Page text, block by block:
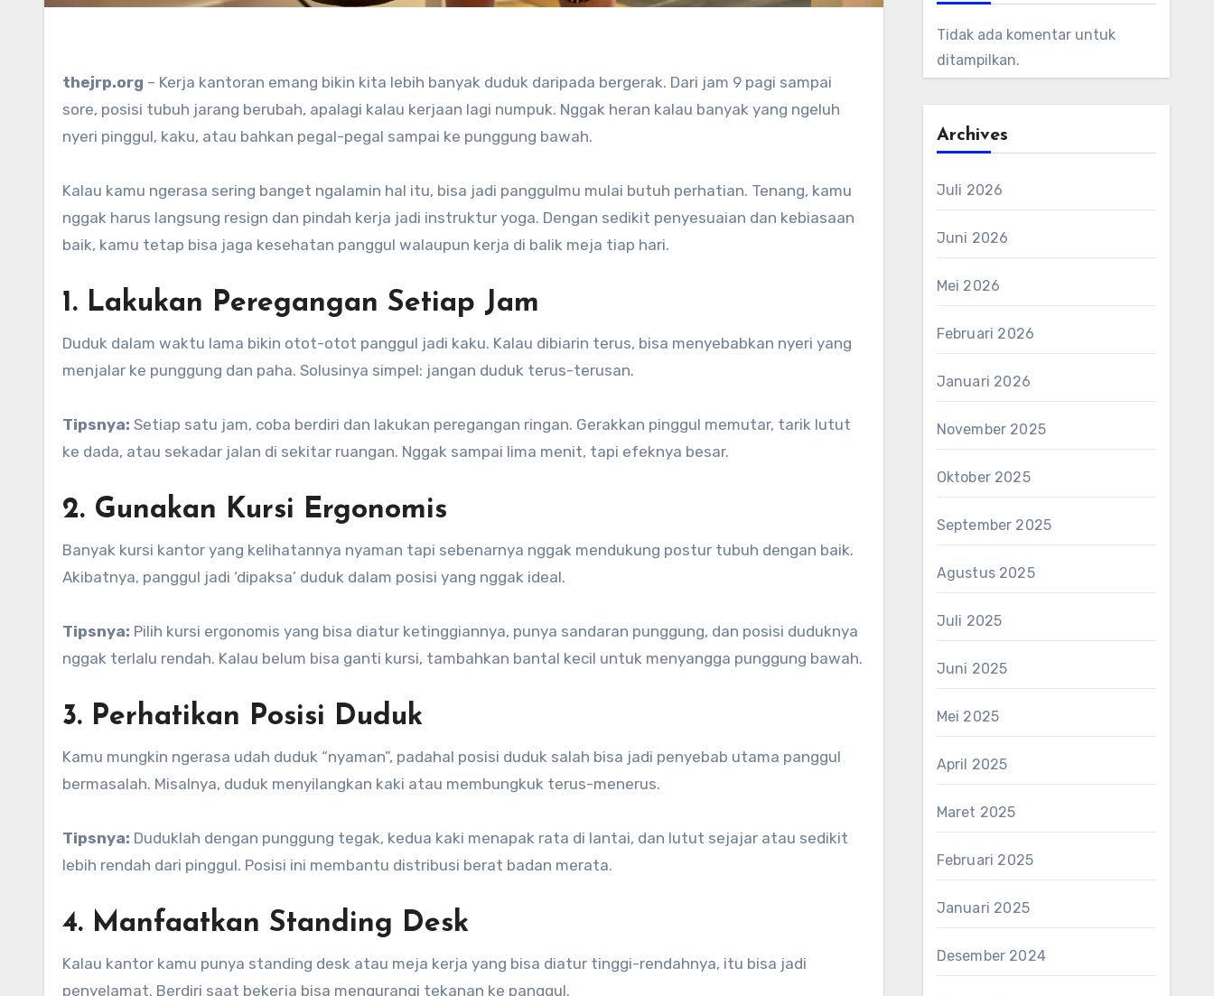
thejrp.org – Kerja kantoran emang bikin kita lebih banyak duduk daripada bergerak. Dari jam 9 pagi sampai
sore, posisi tubuh jarang berubah, apalagi kalau kerjaan lagi numpuk. Nggak heran kalau banyak yang ngeluh
nyeri pinggul, kaku, atau bahkan pegal-pegal sampai ke punggung bawah.
Kalau kamu ngerasa sering banget ngalamin hal itu, bisa jadi panggulmu mulai butuh perhatian. Tenang, kamu
nggak harus langsung resign dan pindah kerja jadi instruktur yoga. Dengan sedikit penyesuaian dan kebiasaan
baik, kamu tetap bisa jaga kesehatan panggul walaupun kerja di balik meja tiap hari.
1. Lakukan Peregangan Setiap Jam
Duduk dalam waktu lama bikin otot-otot panggul jadi kaku. Kalau dibiarin terus, bisa menyebabkan nyeri yang
menjalar ke punggung dan paha. Solusinya simpel: jangan duduk terus-terusan.
Tipsnya: Setiap satu jam, coba berdiri dan lakukan peregangan ringan. Gerakkan pinggul memutar, tarik lutut
ke dada, atau sekadar jalan di sekitar ruangan. Nggak sampai lima menit, tapi efeknya besar.
2. Gunakan Kursi Ergonomis
Banyak kursi kantor yang kelihatannya nyaman tapi sebenarnya nggak mendukung postur tubuh dengan baik.
Akibatnya, panggul jadi ‘dipaksa’ duduk dalam posisi yang nggak ideal.
Tipsnya: Pilih kursi ergonomis yang bisa diatur ketinggiannya, punya sandaran punggung, dan posisi duduknya
nggak terlalu rendah. Kalau belum bisa ganti kursi, tambahkan bantal kecil untuk menyangga punggung bawah.
3. Perhatikan Posisi Duduk
Kamu mungkin ngerasa udah duduk “nyaman”, padahal posisi duduk salah bisa jadi penyebab utama panggul
bermasalah. Misalnya, duduk menyilangkan kaki atau membungkuk terus-menerus.
Tipsnya: Duduklah dengan punggung tegak, kedua kaki menapak rata di lantai, dan lutut sejajar atau sedikit
lebih rendah dari pinggul. Posisi ini membantu distribusi berat badan merata.
4. Manfaatkan Standing Desk
Kalau kantor kamu punya standing desk atau meja kerja yang bisa diatur tinggi-rendahnya, itu bisa jadi
penyelamat. Berdiri saat bekerja bisa mengurangi tekanan ke panggul.
Tidak ada komentar untuk
ditampilkan.
Archives
Juli 2026
Juni 2026
Mei 2026
Februari 2026
Januari 2026
November 2025
Oktober 2025
September 2025
Agustus 2025
Juli 2025
Juni 2025
Mei 2025
April 2025
Maret 2025
Februari 2025
Januari 2025
Desember 2024